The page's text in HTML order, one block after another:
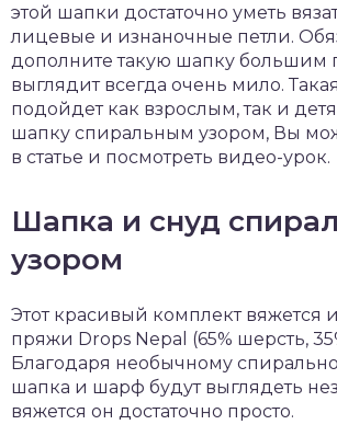
этой шапки достаточно уметь
лицевые и изнаночные петли.
дополните такую шапку большим
выглядит всегда очень мило.
подойдет как взрослым, так и
шапку спиральным узором, Вы
в статье и посмотреть видео-урок.
Шапка и снуд
узором
Этот красивый комплект вяжется
пряжи Drops Nepal (65% шерсть,
Благодаря необычному
шапка и шарф будут выглядеть
вяжется он достаточно просто.